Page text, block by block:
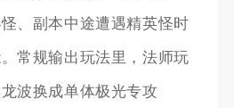
、副本中途遭遇精英怪时
常规输出玩法里，法师玩
波换成单体极光专攻